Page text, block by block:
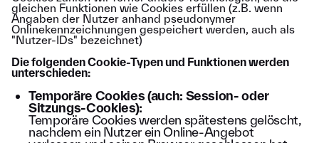
gleichen Funktionen wie Cookies erfüllen (z.B. wenn
Angaben der Nutzer anhand pseudonymer
Onlinekennzeichnungen gespeichert werden, auch als
"Nutzer-IDs" bezeichnet)
Die folgenden Cookie-Typen und Funktionen werden
unterschieden:
Temporäre Cookies (auch: Session- oder
Sitzungs-Cookies):
Temporäre Cookies werden spätestens gelöscht,
nachdem ein Nutzer ein Online-Angebot